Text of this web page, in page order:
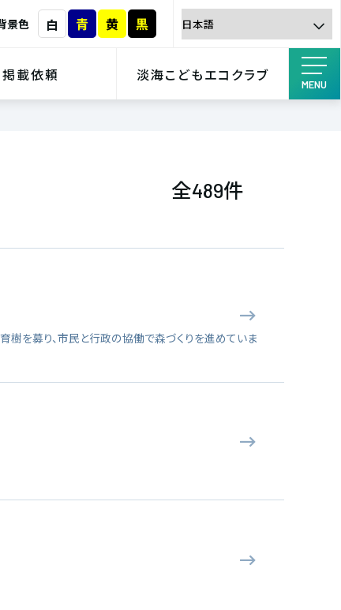
景色 白 青 黄 黒
掲載依頼 淡海こどもエコクラブ
MENU
全489件
樹を募り、市民と行政の協働で森づくりを進めていま